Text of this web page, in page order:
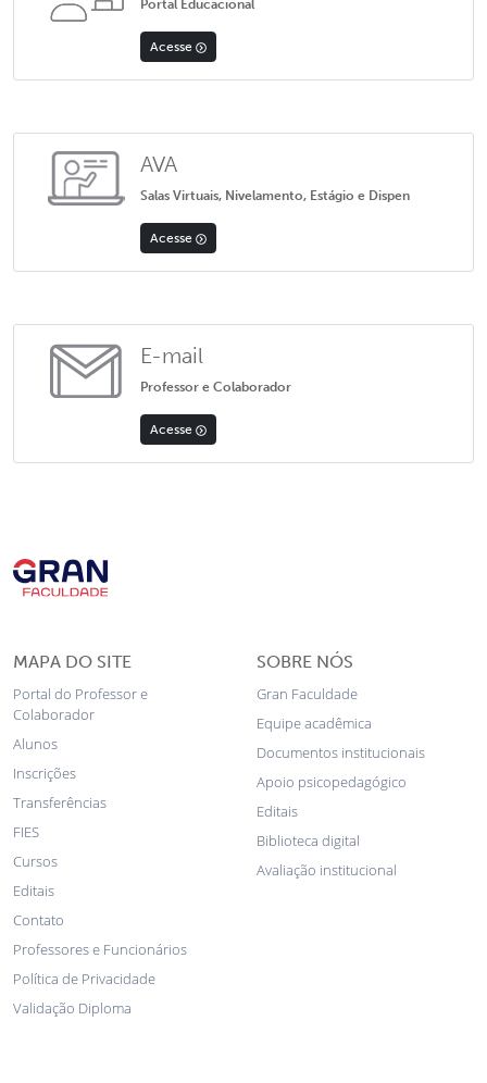
Portal Educacional
Acesse
AVA
Salas Virtuais, Nivelamento, Estágio e Dispen
Acesse
E-mail
Professor e Colaborador
Acesse
MAPA DO SITE
Portal do Professor e
Colaborador
Alunos
Inscrições
Transferências
FIES
Cursos
Editais
Contato
Professores e Funcionários
Política de Privacidade
Validação Diploma
SOBRE NÓS
Gran Faculdade
Equipe acadêmica
Documentos institucionais
Apoio psicopedagógico
Editais
Biblioteca digital
Avaliação institucional